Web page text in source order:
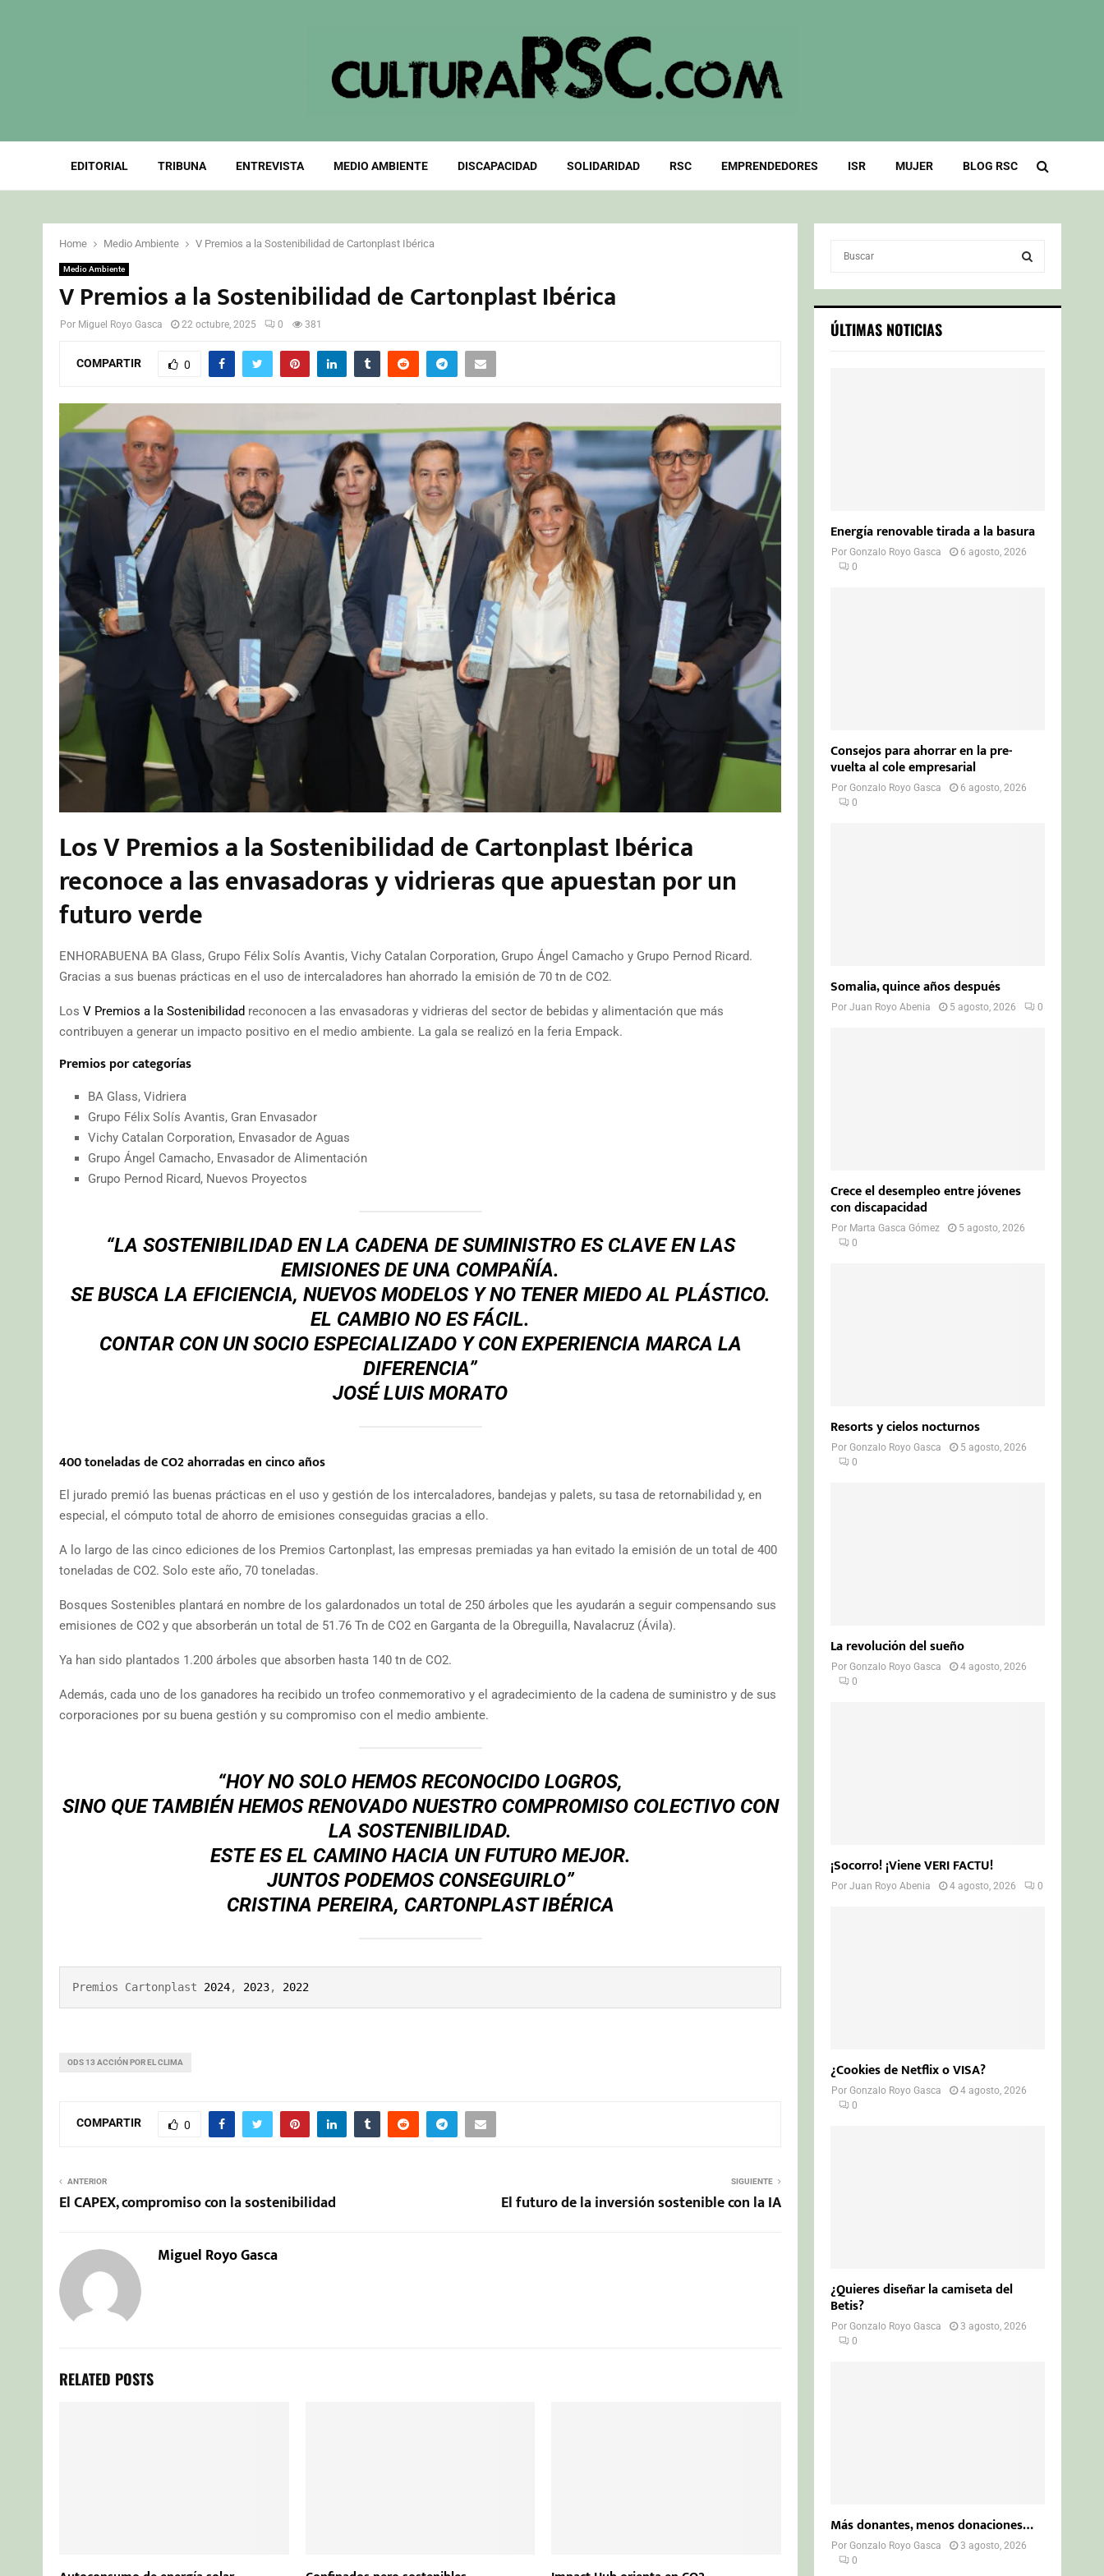
EDITORIAL TRIBUNA ENTREVISTA MEDIO AMBIENTE DISCAPACIDAD SOLIDARIDAD RSC EMPRENDEDORES ISR MUJER BLOG RSC
Home Medio Ambiente V Premios a la Sostenibilidad de Cartonplast Ibérica
Medio Ambiente
V Premios a la Sostenibilidad de Cartonplast Ibérica
Por Miguel Royo Gasca 22 octubre, 2025 0 381
COMPARTIR 0
Los V Premios a la Sostenibilidad de Cartonplast Ibérica
reconoce a las envasadoras y vidrieras que apuestan por un
futuro verde
ENHORABUENA BA Glass, Grupo Félix Solís Avantis, Vichy Catalan Corporation, Grupo Ángel Camacho y Grupo Pernod Ricard.
Gracias a sus buenas prácticas en el uso de intercaladores han ahorrado la emisión de 70 tn de CO2.
Los V Premios a la Sostenibilidad reconocen a las envasadoras y vidrieras del sector de bebidas y alimentación que más
contribuyen a generar un impacto positivo en el medio ambiente. La gala se realizó en la feria Empack.
Premios por categorías
BA Glass, Vidriera
Grupo Félix Solís Avantis, Gran Envasador
Vichy Catalan Corporation, Envasador de Aguas
Grupo Ángel Camacho, Envasador de Alimentación
Grupo Pernod Ricard, Nuevos Proyectos
“LA SOSTENIBILIDAD EN LA CADENA DE SUMINISTRO ES CLAVE EN LAS
EMISIONES DE UNA COMPAÑÍA.
SE BUSCA LA EFICIENCIA, NUEVOS MODELOS Y NO TENER MIEDO AL PLÁSTICO.
EL CAMBIO NO ES FÁCIL.
CONTAR CON UN SOCIO ESPECIALIZADO Y CON EXPERIENCIA MARCA LA
DIFERENCIA”
JOSÉ LUIS MORATO
400 toneladas de CO2 ahorradas en cinco años
El jurado premió las buenas prácticas en el uso y gestión de los intercaladores, bandejas y palets, su tasa de retornabilidad y, en
especial, el cómputo total de ahorro de emisiones conseguidas gracias a ello.
A lo largo de las cinco ediciones de los Premios Cartonplast, las empresas premiadas ya han evitado la emisión de un total de 400
toneladas de CO2. Solo este año, 70 toneladas.
Bosques Sostenibles plantará en nombre de los galardonados un total de 250 árboles que les ayudarán a seguir compensando sus
emisiones de CO2 y que absorberán un total de 51.76 Tn de CO2 en Garganta de la Obreguilla, Navalacruz (Ávila).
Ya han sido plantados 1.200 árboles que absorben hasta 140 tn de CO2.
Además, cada uno de los ganadores ha recibido un trofeo conmemorativo y el agradecimiento de la cadena de suministro y de sus
corporaciones por su buena gestión y su compromiso con el medio ambiente.
“HOY NO SOLO HEMOS RECONOCIDO LOGROS,
SINO QUE TAMBIÉN HEMOS RENOVADO NUESTRO COMPROMISO COLECTIVO CON
LA SOSTENIBILIDAD.
ESTE ES EL CAMINO HACIA UN FUTURO MEJOR.
JUNTOS PODEMOS CONSEGUIRLO”
CRISTINA PEREIRA, CARTONPLAST IBÉRICA
Premios Cartonplast 2024, 2023, 2022
ODS 13 ACCIÓN POR EL CLIMA
COMPARTIR 0
ANTERIOR
El CAPEX, compromiso con la sostenibilidad
SIGUIENTE
El futuro de la inversión sostenible con la IA
Miguel Royo Gasca
RELATED POSTS
c
h
S
ÚLTIMAS NOTICIAS
Energía renovable tirada a la basura
PorGonzalo Royo Gasca
6 agosto, 2026
0
Consejos para ahorrar en la pre-
vuelta al cole empresarial
PorGonzalo Royo Gasca
6 agosto, 2026
0
Somalia, quince años después
PorJuan Royo Abenia 5 agosto, 2026 0
Crece el desempleo entre jóvenes
con discapacidad
Por Marta Gasca Gómez
5 agosto, 2026
0
Resorts y cielos nocturnos
PorGonzalo Royo Gasca
5 agosto, 2026
0
La revolución del sueño
PorGonzalo Royo Gasca
4 agosto, 2026
0
¡Socorro! ¡Viene VERI FACTU!
PorJuan Royo Abenia 4 agosto, 2026 0
¿Cookies de Netflix o VISA?
PorGonzalo Royo Gasca
4 agosto, 2026
0
¿Quieres diseñar la camiseta del
Betis?
PorGonzalo Royo Gasca
3 agosto, 2026
0
Más donantes, menos donaciones…
PorGonzalo Royo Gasca
3 agosto, 2026
0